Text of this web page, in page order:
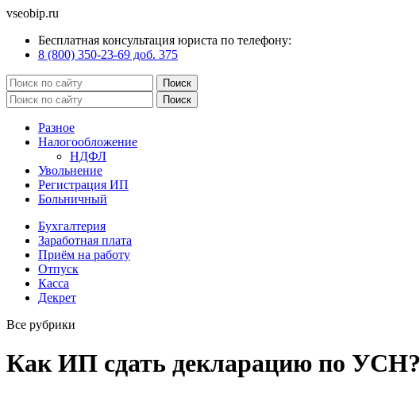
vseobip.ru
Бесплатная консультация юриста по телефону:
8 (800) 350-23-69 доб. 375
Разное
Налогообложение
НДФЛ
Увольнение
Регистрация ИП
Больничный
Бухгалтерия
Заработная плата
Приём на работу
Отпуск
Касса
Декрет
Все рубрики
Как ИП сдать декларацию по УСН?